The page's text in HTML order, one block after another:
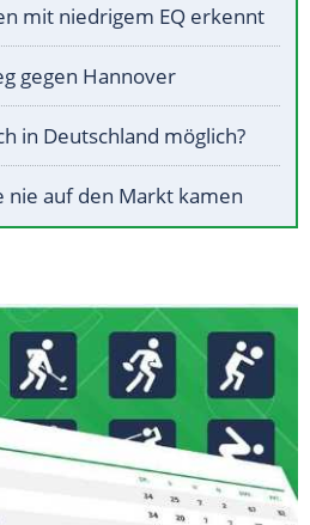
mit niedrigem EQ erkennt
gegen Hannover
in Deutschland möglich?
nie auf den Markt kamen